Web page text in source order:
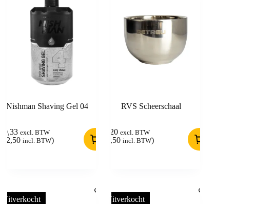
Nishman Shaving Gel 04
10,33 excl. BTW
12,50 incl. BTW)
RVS Scheerschaal
6,20 excl. BTW
7,50 incl. BTW)
Uitverkocht Uitverkocht